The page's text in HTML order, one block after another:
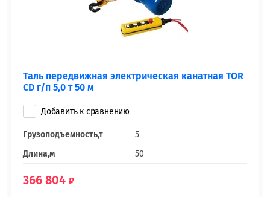
Таль передвижная электрическая канатная TOR
CD г/п 5,0 т 50 м
Добавить к сравнению
Грузоподъемность,т
5
Длина,м
50
366 804